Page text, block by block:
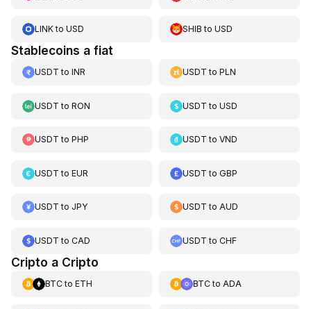
LINKto USD SHIB toUSD
Stablecoins a fiat
USDT to INR USDT toPLN
USDT to RON USDT toUSD
USDT to PHP USDT toVND
USDT to EUR USDT toGBP
USDT to JPY USDT toAUD
USDT to CAD USDT toCHF
Cripto a Cripto
BTCto ETH BTCto ADA